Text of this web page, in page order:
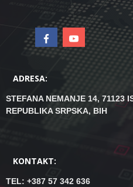
ADRESA:
STEFANA NEMANJE 14, 71123
REPUBLIKA SRPSKA, BIH
KONTAKT:
TEL: +387 57 342 636